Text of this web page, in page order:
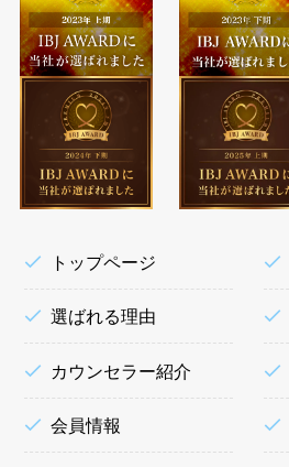
トップページ
選ばれる理由
カウンセラー紹介
会員情報